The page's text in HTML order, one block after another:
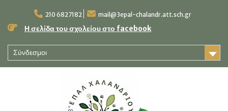
content
210 6827182 mail@3epal-chalandr.att.sch.gr
Η σελίδα του σχολείου στο facebook
Σύνδεσμοι